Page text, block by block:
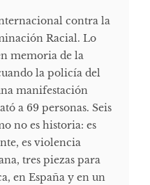
contra la
Racial. Lo
memoria de la
la policía del
manifestación
a 69 personas. Seis
no es historia: es
es violencia
tres piezas para
en España y en un